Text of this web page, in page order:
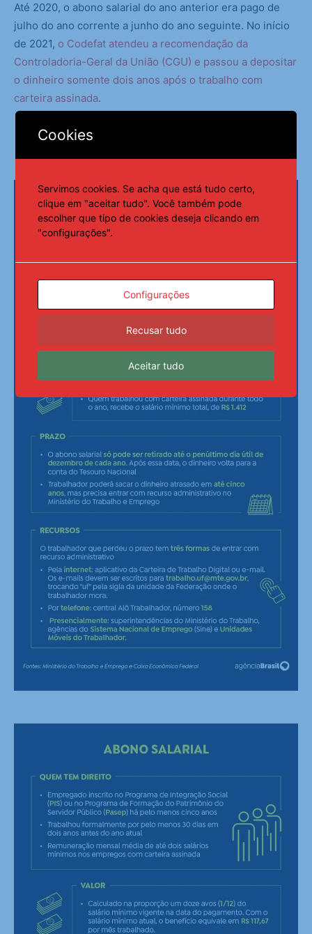
Até 2020, o abono salarial do ano anterior era pago de
julho do ano corrente a junho do ano seguinte. No início
de 2021, o Codefat atendeu a recomendação da
Controladoria-Geral da União (CGU) e passou a depositar
o dinheiro somente dois anos após o trabalho com
carteira assinada.
Cookies
Servimos cookies. Se acha que está tudo certo,
clique em "aceitar tudo". Você também pode
escolher que tipo de cookies deseja clicando em
"configurações".
Configurações
Recusar tudo
Aceitar tudo